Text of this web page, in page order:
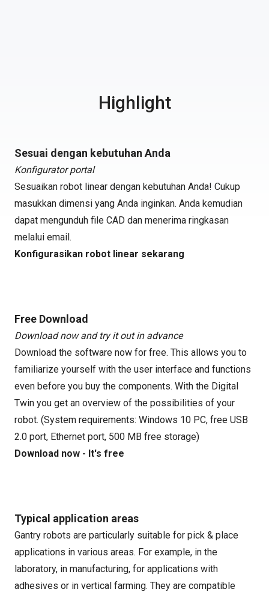
Highlight
Sesuai dengan kebutuhan Anda
Konfigurator portal
Sesuaikan robot linear dengan kebutuhan Anda! Cukup
masukkan dimensi yang Anda inginkan. Anda kemudian
dapat mengunduh file CAD dan menerima ringkasan
melalui email.
Konfigurasikan robot linear sekarang
Free Download
Download now and try it out in advance
Download the software now for free. This allows you to
familiarize yourself with the user interface and functions
even before you buy the components. With the Digital
Twin you get an overview of the possibilities of your
robot. (System requirements: Windows 10 PC, free USB
2.0 port, Ethernet port, 500 MB free storage)
Download now - It's free
Typical application areas
Gantry robots are particularly suitable for pick & place
applications in various areas. For example, in the
laboratory, in manufacturing, for applications with
adhesives or in vertical farming. They are compatible